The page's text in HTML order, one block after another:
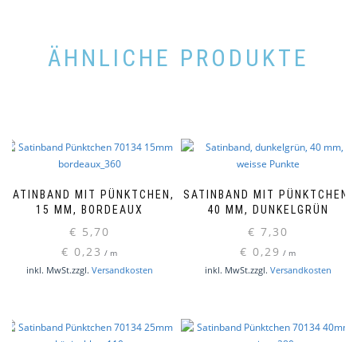
ÄHNLICHE PRODUKTE
SATINBAND MIT PÜNKTCHEN,
15 MM, BORDEAUX
€ 5,70
€ 0,23 / m
inkl. MwSt.zzgl. Versandkosten
SATINBAND MIT PÜNKTCHEN,
40 MM, DUNKELGRÜN
€ 7,30
€ 0,29 / m
inkl. MwSt.zzgl. Versandkosten